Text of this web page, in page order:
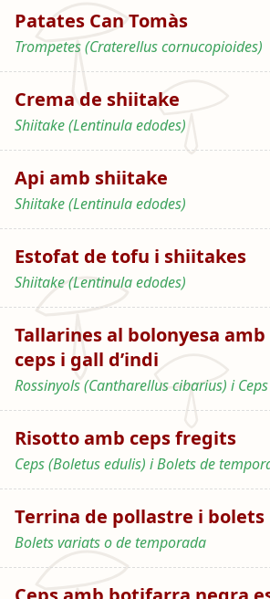
Patates Can Tomàs
Trompetes (Craterellus cornucopioides)
Crema de shiitake
Shiitake (Lentinula edodes)
Api amb shiitake
Shiitake (Lentinula edodes)
Estofat de tofu i shiitakes
Shiitake (Lentinula edodes)
Tallarines al bolonyesa
ceps i gall d’indi
Rossinyols (Cantharellus cibarius) i
Risotto amb ceps fregits
Ceps (Boletus edulis) i Bolets de
Terrina de pollastre i bolets
Bolets variats o de temporada